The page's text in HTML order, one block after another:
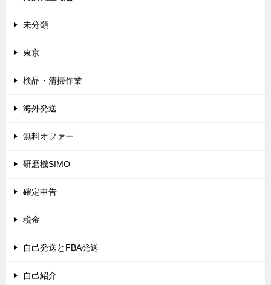
未分類
東京
検品・清掃作業
海外発送
無料オファー
研磨機SIMO
確定申告
税金
自己発送とFBA発送
自己紹介